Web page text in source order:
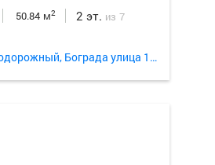
50.84 м2 2 эт. из 7
Железнодорожный, Бограда улица 103